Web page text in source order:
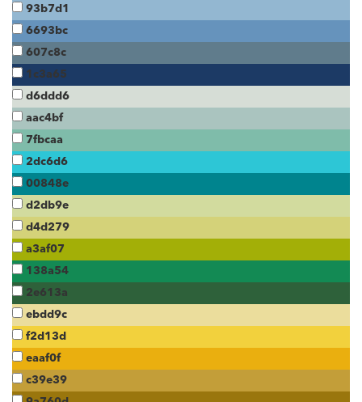
93b7d1
6693bc
607c8c
1c3a65
d6ddd6
aac4bf
7fbcaa
2dc6d6
00848e
d2db9e
d4d279
a3af07
138a54
2e613a
ebdd9c
f2d13d
eaaf0f
c39e39